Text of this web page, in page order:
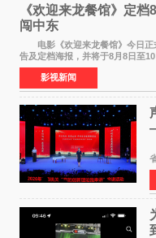
《欢迎来龙餐馆》定
闯中东
电影《欢迎来龙餐馆》今日正
告及定档海报，并将于8月8日至
食大片，影片讲述的是中国厨师徐
影视新闻